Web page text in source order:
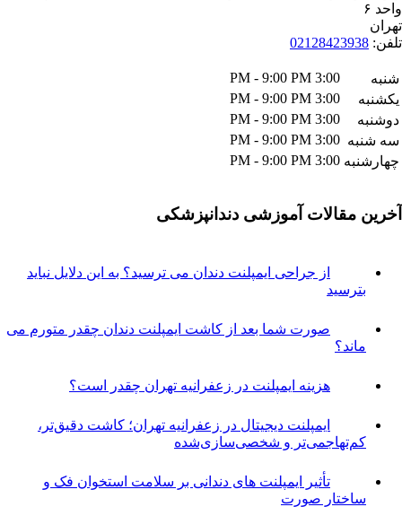
3:00 PM - 9:00 PM
3:00 PM - 9:00 PM
3:00 PM - 9:00 PM
3:00 PM - 9:00 PM
3:00 PM - 9:00 PM
مقالات آموزشی دندانپزشکی
از جراحی ایمپلنت دندان می ترسید؟ به این دلایل نباید
صورت شما بعد از کاشت ایمپلنت دندان چقدر متورم می
هزینه ایمپلنت در زعفرانیه تهران چقدر است؟
ایمپلنت دیجیتال در زعفرانیه تهران؛ کاشت دقیق‌تر،
و شخصی‌سازی‌شده
تأثیر ایمپلنت های دندانی بر سلامت استخوان فک و
صورت